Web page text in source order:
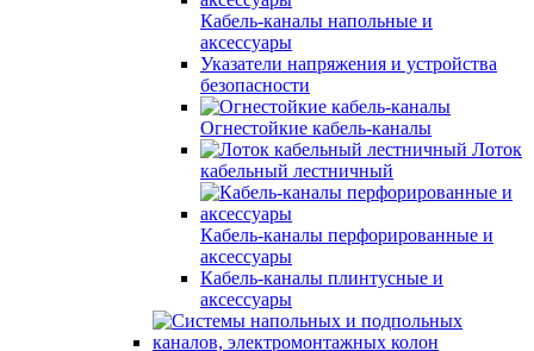
Кабель-каналы напольные и
аксессуары
Указатели напряжения и устройства
безопасности
Огнестойкие кабель-каналы
Лоток
кабельный лестничный
Кабель-каналы перфорированные и
аксессуары
Кабель-каналы плинтусные и
аксессуары